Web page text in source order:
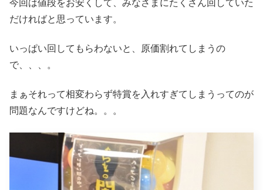
今回は値段をお安くして、みなさまにたくさん回していた
だければと思っています。
いっぱい回してもらわないと、原価割れてしまうの
で、、、。
まぁそれって相変わらず特賞を入れすぎてしまうってのが
問題なんですけどね。。。